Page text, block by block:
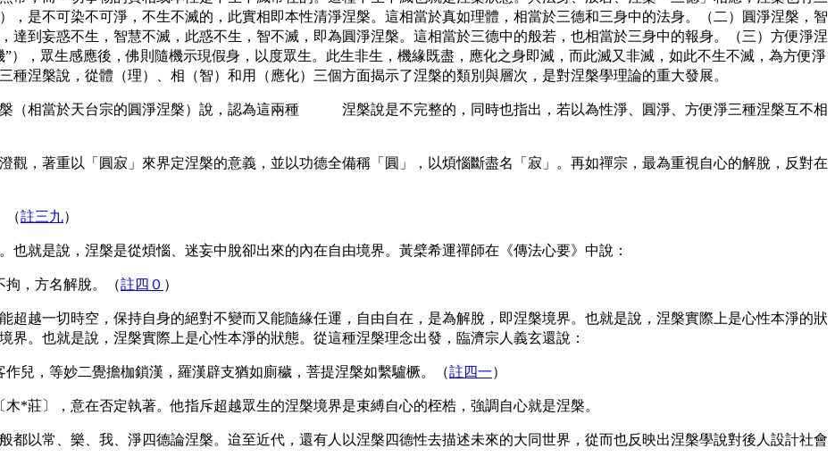
，是不可染不可淨，不生不滅的，此實相即本性清淨涅槃。這相當於真如理體，相當於三德和三身中的法身。（二）圓淨涅槃，智
達到妄惑不生，智慧不滅，此惑不生，智不滅，即為圓淨涅槃。這相當於三德中的般若，也相當於三身中的報身。（三）方便淨涅
），眾生感應後，佛則隨機示現假身，以度眾生。此生非生，機緣既盡，應化之身即滅，而此滅又非滅，如此不生不滅，為方便淨
涅槃說，從體（理）、相（智）和用（應化）三個方面揭示了涅槃的類別與層次，是對涅槃學理論的重大發展。
相當於天台宗的圓淨涅槃）說，認為這兩種 涅槃說是不完整的，同時也指出，若以為性淨、圓淨、方便淨三種涅槃互不相
，著重以「圓寂」來界定涅槃的意義，並以功德全備稱「圓」，以煩惱斷盡名「寂」。再如禪宗，最為重視自心的解脫，反對在
（註三九）
就是說，涅槃是從煩惱、迷妄中脫卻出來的內在自由境界。黃檗希運禪師在《傳法心要》中說：
，方名解脫。 （註四０ ）
超越一切時空，保持自身的絕對不變而又能隨緣任運，自由自在，是為解脫，即涅槃境界。也就是說，涅槃實際上是心性本淨的狀
。也就是說，涅槃實際上是心性本淨的狀態。從這種涅槃理念出發，臨濟宗人義玄還說：
兒，等妙二覺擔枷鎖漢，羅漢辟支猶如廁穢，菩提涅槃如繫驢橛。（註四一）
〔木*莊〕，意在否定執著。他指斥超越眾生的涅槃境界是束縛自心的桎梏，強調自心就是涅槃。
以常、樂、我、淨四德論涅槃。迨至近代，還有人以涅槃四德性去描述未來的大同世界，從而也反映出涅槃學說對後人設計社會